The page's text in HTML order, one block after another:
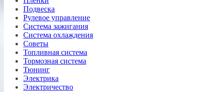
Подвеска
Рулевое управление
Система зажигания
Система охлаждения
Советы
Топливная система
Тормозная система
Тюнинг
Электрика
Электричество